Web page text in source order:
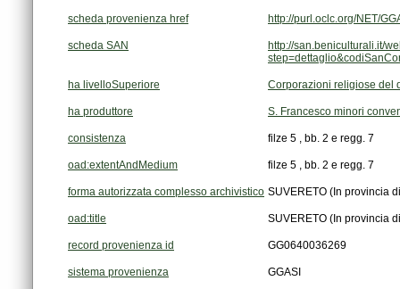
scheda provenienza href http://purl.oclc.org/NET/
scheda SAN
ha livelloSuperiore Corporazioni religiose del
ha produttore S. Francesco minori
consistenza filze 5 , bb. 2 e regg. 7
oad:extentAndMedium filze 5 , bb. 2 e regg. 7
forma autorizzata complesso archivistico SUVERETO (In provincia
oad:title SUVERETO (In provincia
record provenienza id GG0640036269
sistema provenienza GGASI